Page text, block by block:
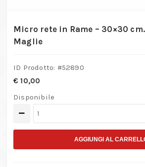
Micro rete in Rame – 30×30
Maglie
ID Prodotto: #52890
€ 10,00
Disponibile
Rame
AGGIUNGI AL